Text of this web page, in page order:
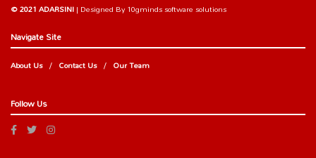
© 2021 ADARSINI| Designed By10gminds software solutions
Navigate Site
About Us Contact Us Our Team
Follow Us